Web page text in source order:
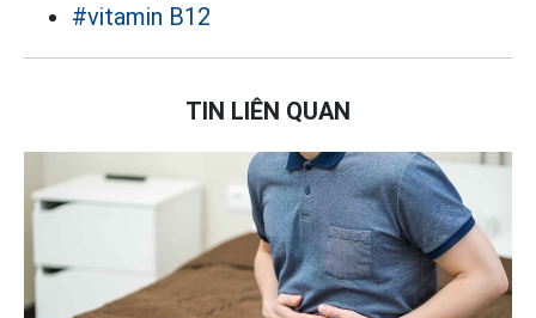
#vitamin B12
TIN LIÊN QUAN